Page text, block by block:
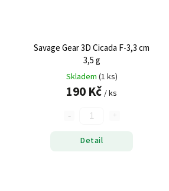
Savage Gear 3D Cicada F-3,3 cm
3,5 g
Skladem (1 ks)
190 Kč / ks
Detail